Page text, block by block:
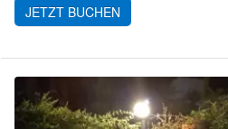
JETZT BUCHEN